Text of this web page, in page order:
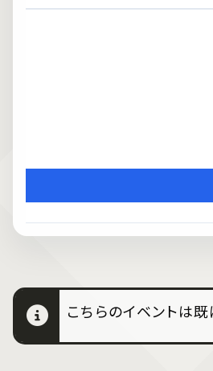
こちらのイベントは既